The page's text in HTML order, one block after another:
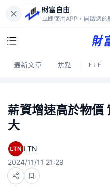
財富自由
立即使用APP，開啟您的
最新文章 焦點 ETF
薪資增速高於物價
大
LTN
2024/11/11 21:29